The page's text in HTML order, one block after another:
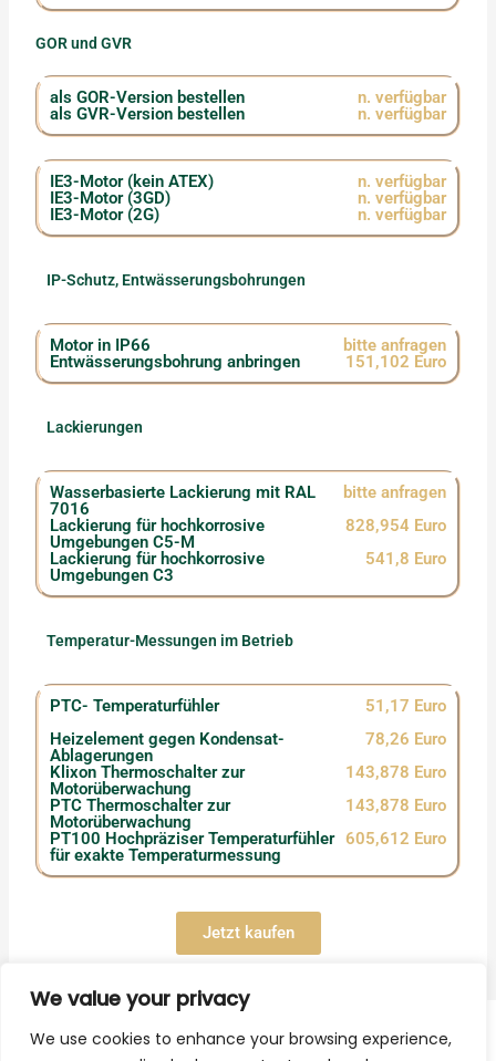
We value your privacy
We use cookies to enhance your browsing experience,
GOR und GVR
als GOR-Version bestellen
n. verfügbar
als GVR-Version bestellen
n. verfügbar
IE3-Motor (kein ATEX)
n. verfügbar
IE3-Motor (3GD)
n. verfügbar
IE3-Motor (2G)
n. verfügbar
IP-Schutz, Entwässerungsbohrungen
Motor in IP66
bitte anfragen
Entwässerungsbohrung anbringen
151,102 Euro
Lackierungen
Wasserbasierte Lackierung mit RAL
7016
bitte anfragen
Lackierung für hochkorrosive
Umgebungen C5-M
828,954 Euro
Lackierung für hochkorrosive
Umgebungen C3
541,8 Euro
Temperatur-Messungen im Betrieb
PTC- Temperaturfühler
51,17 Euro
Heizelement gegen Kondensat-
Ablagerungen
78,26 Euro
Klixon Thermoschalter zur
Motorüberwachung
143,878 Euro
PTC Thermoschalter zur
Motorüberwachung
143,878 Euro
PT100 Hochpräziser Temperaturfühler
für exakte Temperaturmessung
605,612 Euro
Jetzt kaufen
SKVTechnik